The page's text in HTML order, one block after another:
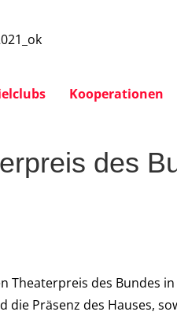
Kooperationen
des
des Bundes
Präsenz des Hauses,